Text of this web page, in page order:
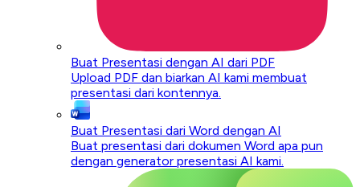
Buat Presentasi dengan AI dari PDF
Upload PDF dan biarkan AI kami membuat
presentasi dari kontennya.
Buat Presentasi dari Word dengan AI
Buat presentasi dari dokumen Word apa pun
dengan generator presentasi AI kami.